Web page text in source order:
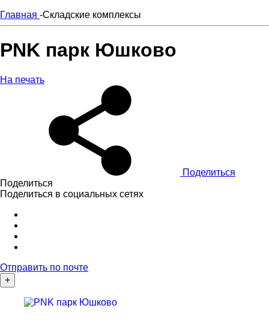
Главная -Складские комплексы
PNK парк Юшково
На печать
Поделиться
Поделиться
Поделиться в социальных сетях
Отправить по почте
+